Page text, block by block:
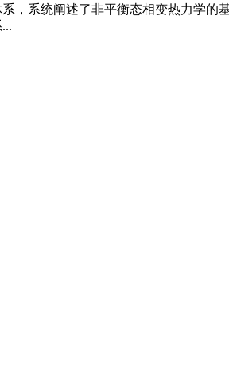
，系统阐述了非平衡态相变热力学的